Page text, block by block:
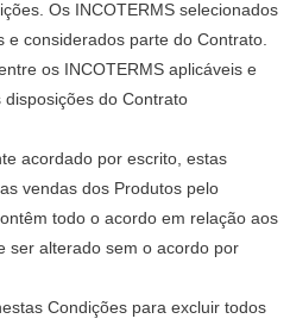
Os INCOTERMS selecionados
​​e considerados parte do Contrato.
os INCOTERMS aplicáveis ​​e
do Contrato
acordado por escrito, estas
vendas dos Produtos pelo
todo o acordo em relação aos
ser alterado sem o acordo por
Condições para excluir todos